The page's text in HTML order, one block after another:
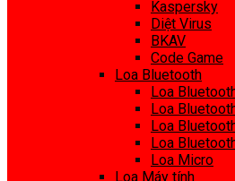
Kaspersky
Diệt Virus
BKAV
Code Game
Loa Bluetooth
Loa
Loa
Loa
Loa
Loa Micro
Loa Máy tính